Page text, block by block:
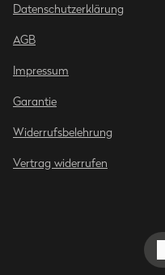
Datenschutzerklärung
AGB
Impressum
Garantie
Widerrufsbelehrung
Vertrag widerrufen